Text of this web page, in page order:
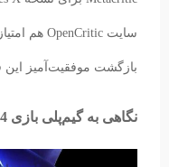
بازگشت موفقیت‌آمیز
نگاهی به گیم‌پلی بازی Ninja Gaiden 4